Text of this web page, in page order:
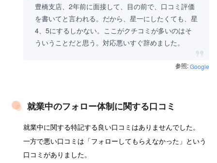
豊橋支店、2年前に面接して、目の前で、口コミ評価
を書いてと言われる。だから、星一にしたくても、星
4、5にするしかない。ここがクチコミが多いのはそ
ういうことだと思う。対応悪いすぐ辞めました。
参照:Google
就業中のフォロー体制に関する口コミ
就業中に関する特記する良い口コミはありませんでした。
一方で悪い口コミは「フォローしてもらえなかった」という
口コミがありました。